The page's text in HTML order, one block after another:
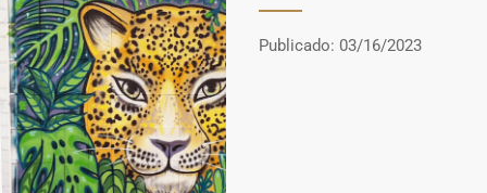
Publicado: 03/16/2023